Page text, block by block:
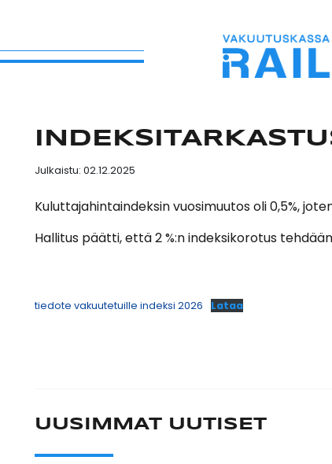
Julkaistu: 02.12.2025
Kuluttajahintaindeksin vuosimuutos oli 0,5%,
Hallitus päätti, että 2 %:n indeksikorotus
tiedote vakuutetuille indeksi 2026 Lataa
UUSIMMAT UUTISET